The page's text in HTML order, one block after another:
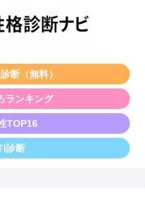
断（無料）
ランキング
TOP16
診断